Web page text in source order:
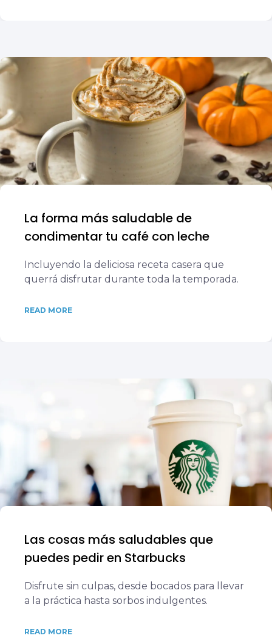
La forma más saludable de
condimentar tu café con leche
Incluyendo la deliciosa receta casera que
querrá disfrutar durante toda la temporada.
READ MORE
Las cosas más saludables que
puedes pedir en Starbucks
Disfrute sin culpas, desde bocados para llevar
a la práctica hasta sorbos indulgentes.
READ MORE